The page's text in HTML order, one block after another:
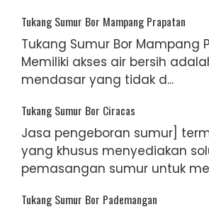
Tukang Sumur Bor Mampang Prapatan
Tukang Sumur Bor Mampang
Memiliki akses air bersih
mendasar yang tidak d...
Tukang Sumur Bor Ciracas
Jasa pengeboran sumur]
yang khusus menyediakan
pemasangan sumur untuk
Tukang Sumur Bor Pademangan